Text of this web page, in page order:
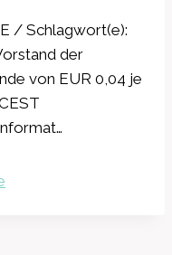
/ Schlagwort(e):
der
von EUR 0,04 je